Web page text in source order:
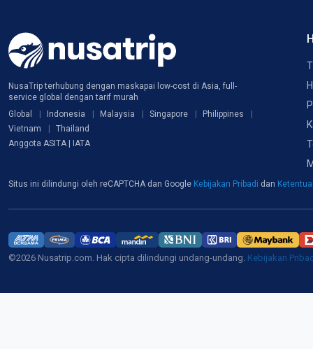
NusaTrip terhubung dengan maskapai low-cost di Asia, full-
service global dengan tarif murah
Global
Indonesia Malaysia Singapore
Philippines
Vietnam
Thailand
Anggota ASITA | IATA
Situs ini dilindungi oleh reCAPTCHA dan Google Kebijakan Pribadi dan
©2026 Nusatrip.com. Hak cipta dilindungi undang-undang. Kebijakan